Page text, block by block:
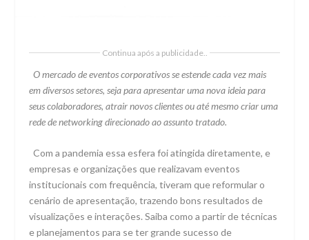
Continua após a publicidade..
O mercado de eventos corporativos se estende cada vez mais
em diversos setores, seja para apresentar uma nova ideia para
seus colaboradores, atrair novos clientes ou até mesmo criar uma
rede de networking direcionado ao assunto tratado.
Com a pandemia essa esfera foi atingida diretamente, e
empresas e organizações que realizavam eventos
institucionais com frequência, tiveram que reformular o
cenário de apresentação, trazendo bons resultados de
visualizações e interações. Saiba como a partir de técnicas
e planejamentos para se ter grande sucesso de